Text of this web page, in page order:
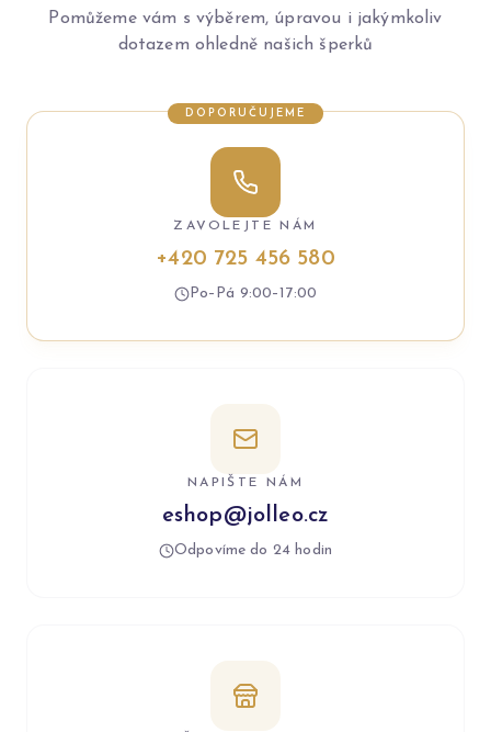
Pomůžeme vám s výběrem, úpravou i jakýmkoliv
dotazem ohledně našich šperků
DOPORUČUJEME
ZAVOLEJTE NÁM
+420 725 456 580
Po–Pá 9:00–17:00
NAPIŠTE NÁM
eshop@jolleo.cz
Odpovíme do 24 hodin